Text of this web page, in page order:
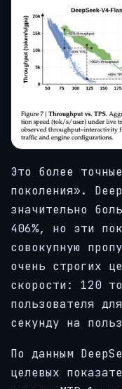
Это более
поколения».
значительно
406%, но эти
совокупную
очень строгих
скорости: 120
пользователя
секунду на
По данным
целевых